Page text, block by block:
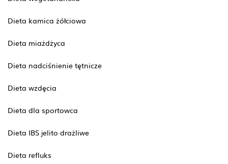
Dieta kamica żółciowa
Dieta miażdżyca
Dieta nadciśnienie tętnicze
Dieta wzdęcia
Dieta dla sportowca
Dieta IBS jelito drażliwe
Dieta refluks